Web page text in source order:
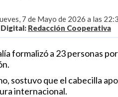
7 de Mayo de 2026 a las
Redacción Cooperativa
formalizó a 23 personas
sostuvo que el cabecilla
internacional.